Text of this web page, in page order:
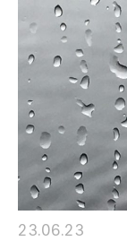
23.06.23